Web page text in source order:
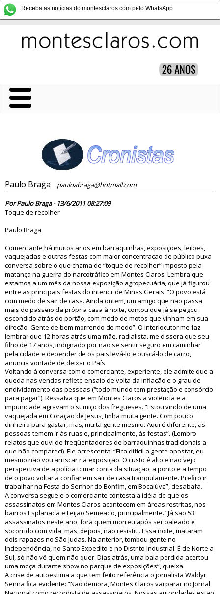
Receba as notícias do montesclaros.com pelo WhatsApp
Paulo Braga
pauloabraga@hotmail.com
Por Paulo Braga - 13/6/2011 08:27:09
Toque de recolher
Paulo Braga
Comerciante há muitos anos em barraquinhas, exposições, leilões,
vaquejadas e outras festas com maior concentração de público puxa
conversa sobre o que chama de “toque de recolher” imposto pela
matança na guerra do narcotráfico em Montes Claros. Lembra que
estamos a um mês da nossa exposição agropecuária, que já figurou
entre as principais festas do interior de Minas Gerais. “O povo está
com medo de sair de casa. Ainda ontem, um amigo que não passa
mais do passeio da própria casa à noite, contou que já se pegou
escondido atrás do portão, com medo de motos que vinham em sua
direção. Gente de bem morrendo de medo”. O interlocutor me faz
lembrar que 12 horas atrás uma mãe, radialista, me dissera que seu
filho de 17 anos, indignado por não se sentir seguro em caminhar
pela cidade e depender de os pais levá-lo e buscá-lo de carro,
anuncia vontade de deixar o País.
Voltando à conversa com o comerciante, experiente, ele admite que a
queda nas vendas reflete ensaio de volta da inflação e o grau de
endividamento das pessoas (“todo mundo tem prestação e consórcio
para pagar”). Ressalva que em Montes Claros a violência e a
impunidade agravam o sumiço dos fregueses. “Estou vindo de uma
vaquejada em Coração de Jesus, tinha muita gente. Com pouco
dinheiro para gastar, mas, muita gente mesmo. Aqui é diferente, as
pessoas temem ir às ruas e, principalmente, às festas”. (Lembro
relatos que ouvi de freqüentadores de barraquinhas tradicionais a
que não compareci). Ele acrescenta: “Fica difícil a gente apostar, eu
mesmo não vou arriscar na exposição. O custo é alto e não vejo
perspectiva de a polícia tomar conta da situação, a ponto e a tempo
de o povo voltar a confiar em sair de casa tranquilamente. Prefiro ir
trabalhar na Festa do Senhor do Bonfim, em Bocaiúva”, desabafa.
A conversa segue e o comerciante contesta a idéia de que os
assassinatos em Montes Claros acontecem em áreas restritas, nos
bairros Esplanada e Feijão Semeado, principalmente. “Já são 53
assassinatos neste ano, fora quem morreu após ser baleado e
socorrido com vida, mas, depois, não resistiu. Essa noite, mataram
dois rapazes no São Judas. Na anterior, tombou gente no
Independência, no Santo Expedito e no Distrito Industrial. É de Norte a
Sul, só não vê quem não quer. Dias atrás, uma bala perdida acertou
uma moça durante show no parque de exposições”, queixa.
A crise de autoestima a que tem feito referência o jornalista Waldyr
Senna fica evidente: “Não demora, Montes Claros vai parar no Jornal